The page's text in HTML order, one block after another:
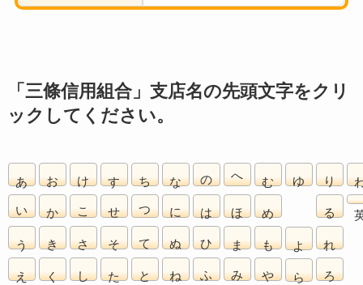
「三條信用組合」支店名の先頭文字をクリ
ックしてください。
あ
い
う
え
お
か
き
く
け
こ
さ
し
す
せ
そ
た
ち
つ
て
と
な
に
ぬ
ね
の
は
ひ
ふ
へ
ほ
ま
み
む
め
も
や
ゆ
よ
ら
り
る
れ
ろ